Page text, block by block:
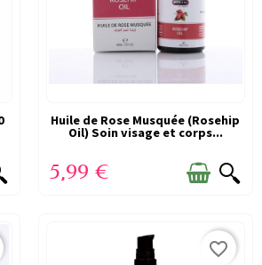
intensément. Le rythme
gouttes suffisent souvent
EN STOCK
Huile de Rose Musquée (Rosehip
Oil) Soin visage et corps...
5,99 €
favorite_border